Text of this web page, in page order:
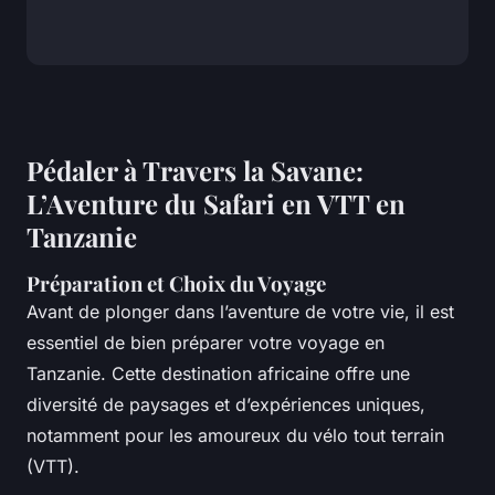
Pédaler à Travers la Savane:
L’Aventure du Safari en VTT en
Tanzanie
Préparation et Choix du Voyage
Avant de plonger dans l’aventure de votre vie, il est
essentiel de bien préparer votre voyage en
Tanzanie. Cette destination africaine offre une
diversité de paysages et d’expériences uniques,
notamment pour les amoureux du vélo tout terrain
(VTT).